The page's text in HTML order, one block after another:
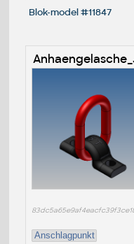
Blok-model #11847
Anschlagpunkt